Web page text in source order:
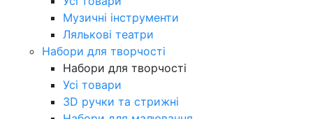
Музичні інструменти
Лялькові театри
Набори для творчості
Набори для творчості
Усі товари
3D ручки та стрижні